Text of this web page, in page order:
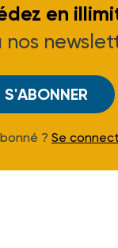
en
nos
S'ABONNER
? Se